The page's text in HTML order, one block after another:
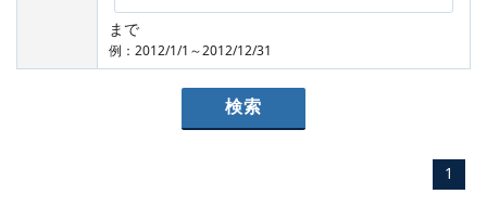
まで
例：2012/1/1～2012/12/31
1